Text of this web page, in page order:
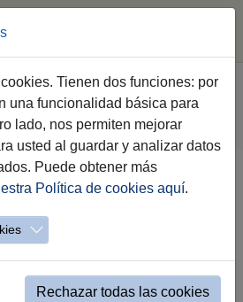
Gobierno
Gobierno
Abril
Tienen dos funciones: por
una funcionalidad básica para
lado, nos permiten mejorar
usted al guardar y analizar datos
Puede obtener más
Política de cookies aquí.
Rechazar todas las cookies